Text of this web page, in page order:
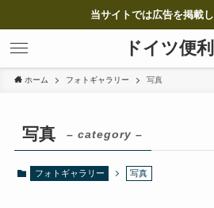
当サイトでは広告を掲載し
ドイツ便
ホーム フォトギャラリー 写真
写真 – category –
フォトギャラリー 写真